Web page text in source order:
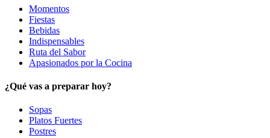
Momentos
Fiestas
Bebidas
Indispensables
Ruta del Sabor
Apasionados por la Cocina
¿Qué vas a preparar hoy?
Sopas
Platos Fuertes
Postres